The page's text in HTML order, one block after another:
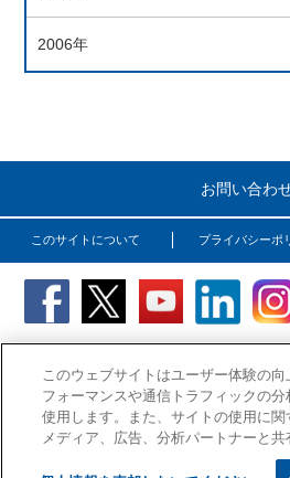
2006年
お問い合わ
このサイトについて プライバシーポ
Copyright (C) OSG Corporation.
このウェブサイトはユーザー体験の
フォーマンスや通信トラフィックの
使用します。また、サイトの使用に
メディア、広告、分析パートナーと共